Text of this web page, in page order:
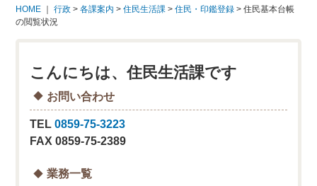
HOME ｜行政 >各課案内 >住民生活課 >住民・印鑑登録 >住民基本台帳
の閲覧状況
こんにちは、住民生活課です
お問い合わせ
TEL0859-75-3223
FAX 0859-75-2389
業務一覧